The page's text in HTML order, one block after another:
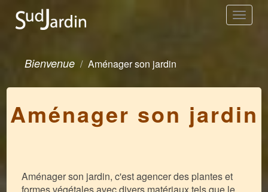
Toggle
navigation
Bienvenue Aménager son jardin
Aménager son jardin
Aménager son jardin, c'est agencer des plantes et